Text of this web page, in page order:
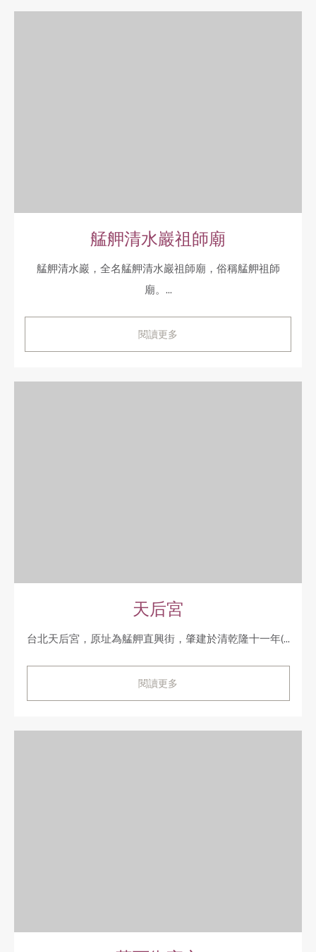
艋舺清水巖祖師廟
艋舺清水巖，全名艋舺清水巖祖師廟，俗稱艋舺祖師
廟。...
閱讀更多
天后宮
台北天后宮，原址為艋舺直興街，肇建於清乾隆十一年(...
閱讀更多